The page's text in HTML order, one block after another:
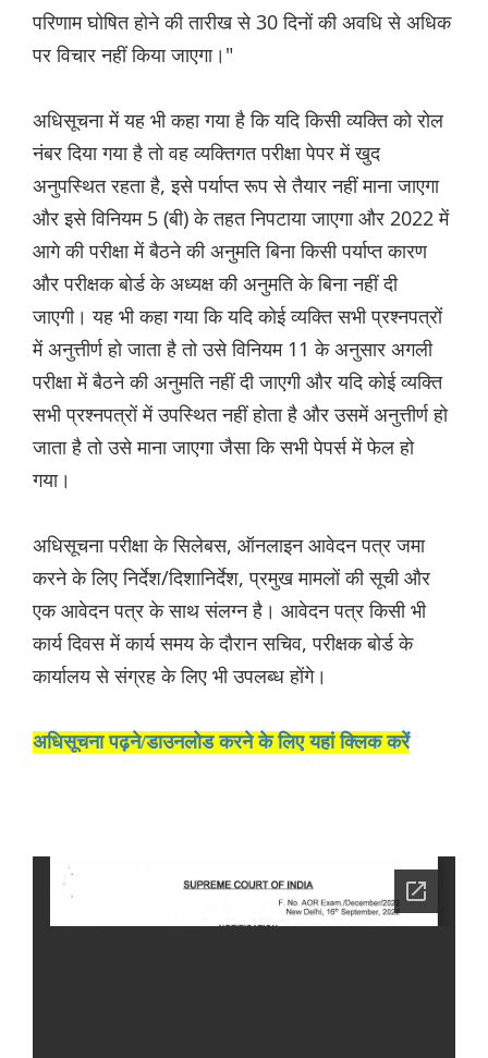
परिणाम घोषित होने की तारीख से 30 दिनों की अवधि से अधिक
पर विचार नहीं किया जाएगा।"
अधिसूचना में यह भी कहा गया है कि यदि किसी व्यक्ति को रोल
नंबर दिया गया है तो वह व्यक्तिगत परीक्षा पेपर में खुद
अनुपस्थित रहता है, इसे पर्याप्त रूप से तैयार नहीं माना जाएगा
और इसे विनियम 5 (बी) के तहत निपटाया जाएगा और 2022 में
आगे की परीक्षा में बैठने की अनुमति बिना किसी पर्याप्त कारण
और परीक्षक बोर्ड के अध्यक्ष की अनुमति के बिना नहीं दी
जाएगी। यह भी कहा गया कि यदि कोई व्यक्ति सभी प्रश्नपत्रों
में अनुत्तीर्ण हो जाता है तो उसे विनियम 11 के अनुसार अगली
परीक्षा में बैठने की अनुमति नहीं दी जाएगी और यदि कोई व्यक्ति
सभी प्रश्नपत्रों में उपस्थित नहीं होता है और उसमें अनुत्तीर्ण हो
जाता है तो उसे माना जाएगा जैसा कि सभी पेपर्स में फेल हो
गया।
अधिसूचना परीक्षा के सिलेबस, ऑनलाइन आवेदन पत्र जमा
करने के लिए निर्देश/दिशानिर्देश, प्रमुख मामलों की सूची और
एक आवेदन पत्र के साथ संलग्न है। आवेदन पत्र किसी भी
कार्य दिवस में कार्य समय के दौरान सचिव, परीक्षक बोर्ड के
कार्यालय से संग्रह के लिए भी उपलब्ध होंगे।
अधिसूचना पढ़ने/डाउनलोड करने के लिए यहां क्लिक करें